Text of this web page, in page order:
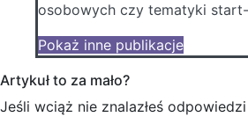
osobowych czy tematyki
Pokaż inne publikacje
Artykuł to za mało?
Jeśli wciąż nie znalazłeś